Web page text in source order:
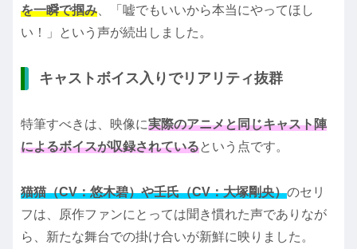
を一瞬で掴み 、「嘘でもいいから本当にやってほし
い！」という声が続出しました。
キャストボイス入りでリアリティ抜群
特筆すべきは、映像に実際のアニメと同じキャスト陣
によるボイスが収録されているという点です。
猫猫（CV：悠木碧）や壬氏（CV：大塚剛央）のセリ
フは、原作ファンにとっては聞き慣れた声でありなが
ら、新たな舞台での掛け合いが新鮮に映りました。